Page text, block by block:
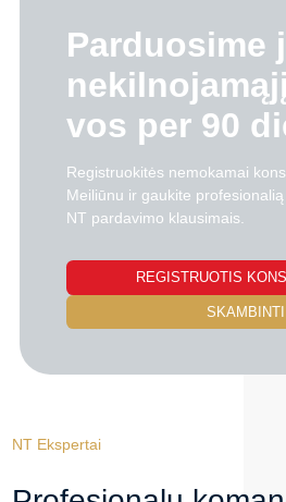
Parduosime
vos per 90
Registruokitės nemokamai
Meiliūnu ir gaukite
NT pardavimo klausimais.
REGISTRUOTIS
SKAMBINTI
NT Ekspertai